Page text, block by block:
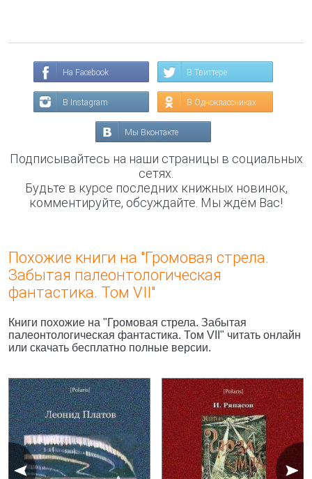
На Facebook В Твиттере
В Instagram В Одноклассниках
Мы Вконтакте
Подписывайтесь на наши страницы в социальных
сетях.
Будьте в курсе последних книжных новинок,
комментируйте, обсуждайте. Мы ждём Вас!
Похожие книги на "Громовая стрела.
Забытая палеонтологическая
фантастика. Том VII"
Книги похожие на "Громовая стрела. Забытая
палеонтологическая фантастика. Том VII" читать онлайн
или скачать бесплатно полные версии.